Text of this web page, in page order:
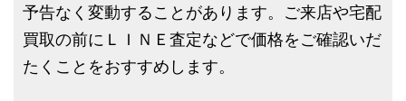
予告なく変動することがあります。ご来店や宅配
買取の前にＬＩＮＥ査定などで価格をご確認いだ
たくことをおすすめします。